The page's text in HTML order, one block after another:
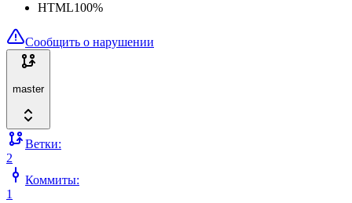
HTML100%
Сообщить о нарушении
master
Ветки:
2
Коммиты:
1